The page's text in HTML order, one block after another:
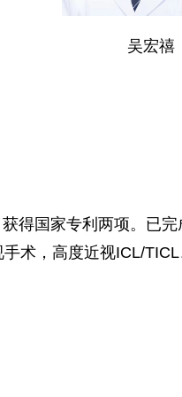
吴宏禧
得国家专利两项。已
术，高度近视ICL/